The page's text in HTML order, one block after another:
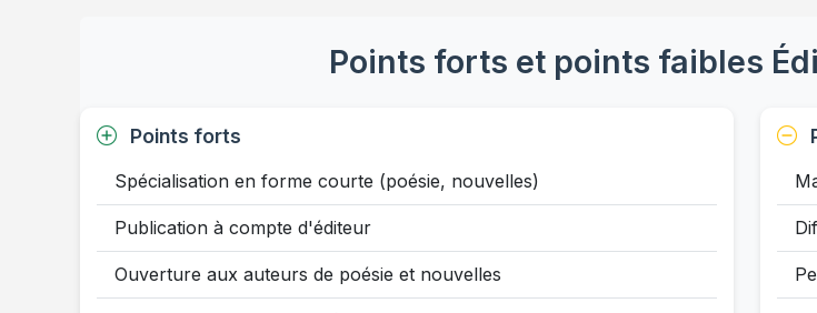
Points forts et points faibles
Points forts
Spécialisation en forme courte (poésie, nouvelles)
Publication à compte d'éditeur
Ouverture aux auteurs de poésie et nouvelles